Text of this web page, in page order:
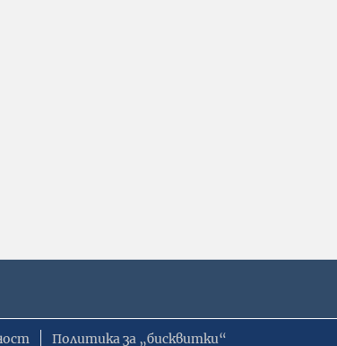
Политика за „бисквитки“